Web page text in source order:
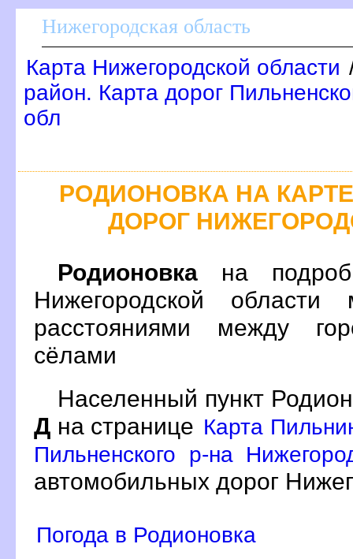
Нижегородская область
Карта Нижегородской области
район. Карта дорог
обл
РОДИОНОВКА НА
ДОРОГ
Родионовка на
Нижегородской
расстояниями между
сёлами
Населенный пункт
Д на странице Карта
Пильненского р-на
автомобильных дорог
Погода в Родионовка